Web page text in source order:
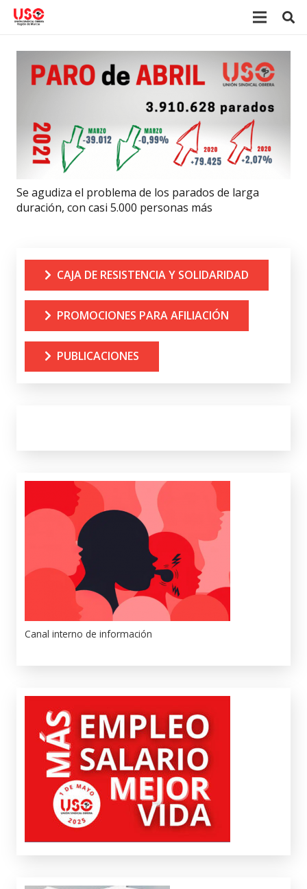
Se agudiza el problema de los parados de larga
duración, con casi 5.000 personas más
CAJA DE RESISTENCIA Y SOLIDARIDAD
PROMOCIONES PARA AFILIACIÓN
PUBLICACIONES
Canal interno de información